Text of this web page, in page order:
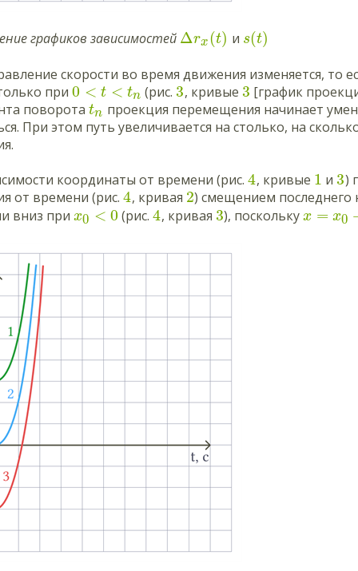
графиков зависимостей Δrx(t) и s(t)
скорости во время движения изменяется, то
при 0 < t < tn (рис.3, кривые 3 [график
поворота tn проекция перемещения начинает
При этом путь увеличивается на столько, на
координаты от времени (рис. 4, кривые 1 и3)
от времени (рис. 4, кривая 2) смещением последнего
вниз при x0 < 0(рис. 4, кривая 3), посколькуx = x0